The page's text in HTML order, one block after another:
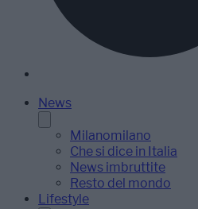
News
Milanomilano
Che si dice in Italia
News imbruttite
Resto del mondo
Lifestyle